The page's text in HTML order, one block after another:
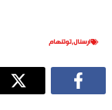
ارسنال,توتنهام